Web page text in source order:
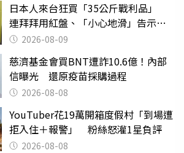
日本人來台狂買「35公斤戰利品」
連拜拜用紅盤、「小心地滑」告示牌
也帶回家
2026-08-09
慈濟基金會買BNT遭詐10.6億！內部
信曝光 還原疫苗採購過程
2026-08-08
YouTuber花19萬開箱度假村「到場遭
拒入住＋報警」 粉絲怒灌1星負評
2026-08-08